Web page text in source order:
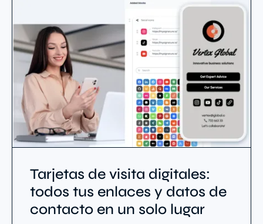
Tarjetas de visita digitales:
todos tus enlaces y datos de
contacto en un solo lugar